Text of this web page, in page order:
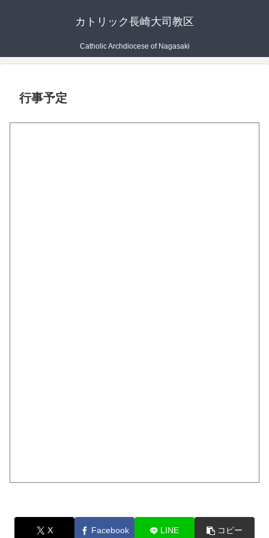
カトリック長崎大司教区
Catholic Archdiocese of Nagasaki
行事予定
X Facebook LINE コピー